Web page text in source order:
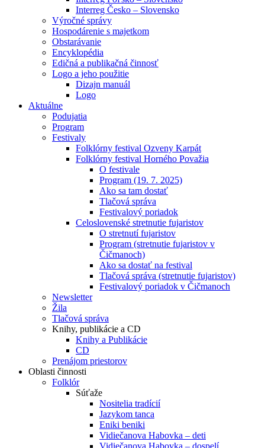
Interreg Česko – Slovensko
Výročné správy
Hospodárenie s majetkom
Obstarávanie
Encyklopédia
Edičná a publikačná činnosť
Logo a jeho použitie
Dizajn manuál
Logo
Aktuálne
Podujatia
Program
Festivaly
Folklórny festival Ozveny Karpát
Folklórny festival Horného Považia
O festivale
Program (19. 7. 2025)
Ako sa tam dostať
Tlačová správa
Festivalový poriadok
Celoslovenské stretnutie fujaristov
O stretnutí fujaristov
Program (stretnutie fujaristov v
Čičmanoch)
Ako sa dostať na festival
Tlačová správa (stretnutie fujaristov)
Festivalový poriadok v Čičmanoch
Newsletter
Žila
Tlačová správa
Knihy, publikácie a CD
Knihy a Publikácie
CD
Prenájom priestorov
Oblasti činnosti
Folklór
Súťaže
Nositelia tradícií
Jazykom tanca
Eniki beniki
Vidiečanova Habovka – deti
Vidiečanova Habovka – dospelí